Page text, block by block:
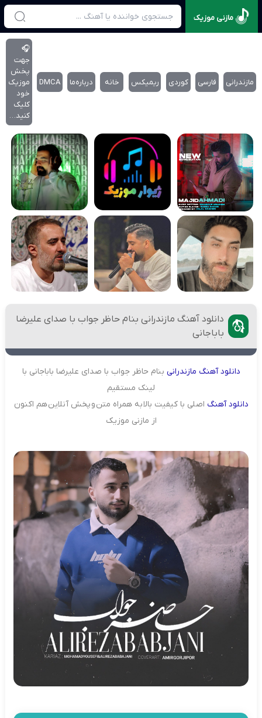
مازنی موزیک
مازندرانی فارسی کوردی ریمیکس خانه درباره‌‌ما DMCA
🎧
جهت
پخش
موزیک
خود
کلیک
کنید…
دانلود آهنگ مازندرانی بنام حاظر جواب با صدای علیرضا
باباجانی
دانلودآهنگ مازندرانی بنام حاظر جواب با صدای علیرضا باباجانی با
لینک مستقیم
دانلودآهنگ اصلی با کیفیت بالا به همراه متن و پخش آنلاین هم اکنون
از مازنی موزیک